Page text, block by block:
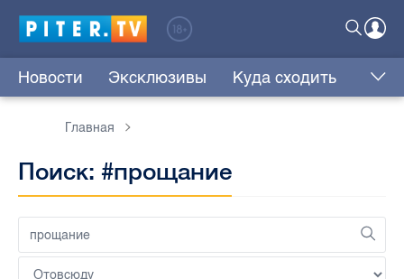
Новости Эксклюзивы Куда сходить
Главная
Поиск: #прощание